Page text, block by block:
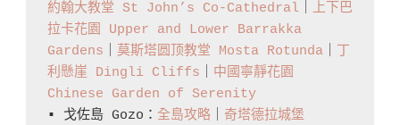
約翰大教堂 St John’s Co-Cathedral
上下巴
拉卡花園 Upper and Lower Barrakka
Gardens
莫斯塔圆顶教堂 Mosta Rotunda
丁
利懸崖 Dingli Cliffs
中國寧靜花園
Chinese Garden of Serenity
▪️ 戈佐島 Gozo： 全島攻略
奇塔德拉城堡